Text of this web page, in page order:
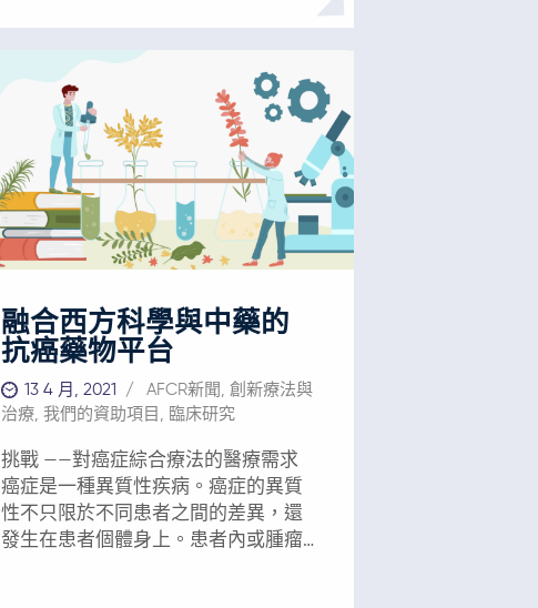
但仍有50%的患者在診斷後5年內死
狀細胞癌（口腔癌的主要類型），其
中4萬例來自中國。僅在中國，1990年
至2017年，口腔癌新發病例數和發病
率分別增加了280.0%和79.7%；死亡人
數和死亡率分別上升196.8%和29.0%。
在香港，它是男性第10大死因。 口腔
癌的主要致癌因素是吸煙和飲酒。尤
其是在一些亞洲國家，嚼檳榔也是一
病毒（HPV）的感染率持續上升，口
腔癌患病人數在各類人群中均在增
頸部淋巴結後才被發現，這個階段的
區域時更差。 手術和放射治療是口腔
癌的標準治療方法，但會嚴重損害患
者說話、吞咽和咀嚼的能力。由此帶
來的疤痕、嚴重不適、生活質量下降
融合西方科學與中藥的
抗癌藥物平台
13 4 月, 2021 AFCR新聞 ,創新療法與
治療 我們的資助項目 臨床研究
挑戰 ——對癌症綜合療法的醫療需求
癌症是一種異質性疾病。癌症的異質
性不只限於不同患者之間的差異，還
發生在患者個體身上。患者內或腫瘤